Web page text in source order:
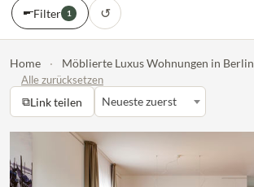
Filter 1 ↺
Home · Möblierte Luxus Wohnungen in Berlin
Alle zurücksetzen
⧉Link teilen Neueste zuerst